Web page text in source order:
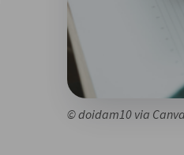
© doidam10 via